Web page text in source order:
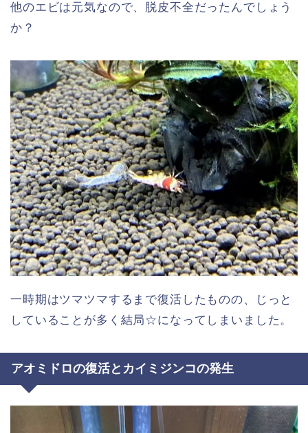
他のエビは元気なので、脱皮不全だったんでしょう
か？
一時期はツマツマするまで復活したものの、じっと
していることが多く結局☆になってしまいました。
アオミドロの復活とカイミジンコの発生